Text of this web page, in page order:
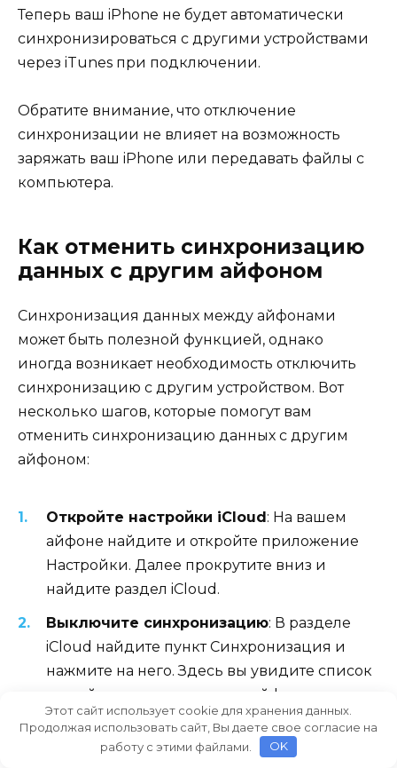
Теперь ваш iPhone не будет автоматически
синхронизироваться с другими устройствами
через iTunes при подключении.
Обратите внимание, что отключение
синхронизации не влияет на возможность
заряжать ваш iPhone или передавать файлы с
компьютера.
Как отменить синхронизацию
данных с другим айфоном
Синхронизация данных между айфонами
может быть полезной функцией, однако
иногда возникает необходимость отключить
синхронизацию с другим устройством. Вот
несколько шагов, которые помогут вам
отменить синхронизацию данных с другим
айфоном:
Откройте настройки iCloud : На вашем
айфоне найдите и откройте приложение
Настройки. Далее прокрутите вниз и
найдите раздел iCloud.
Выключите синхронизацию: В разделе
iCloud найдите пункт Синхронизация и
нажмите на него. Здесь вы увидите список
устройств, с которыми ваш айфон
синхронизирован. Найдите устройство, с
которым хотите прекратить
Этот сайт использует cookie для хранения данных.
Продолжая использовать сайт, Вы даете свое согласие на
работу с этими файлами.
OK